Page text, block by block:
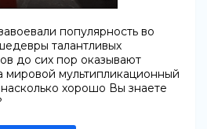
популярность во
талантливых
до сих пор оказывают
мировой мультипликационный
хорошо Вы знаете